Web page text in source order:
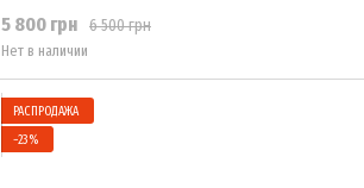
6 500 грн
5 800 грн
Нет в наличии
РАСПРОДАЖА
−23%